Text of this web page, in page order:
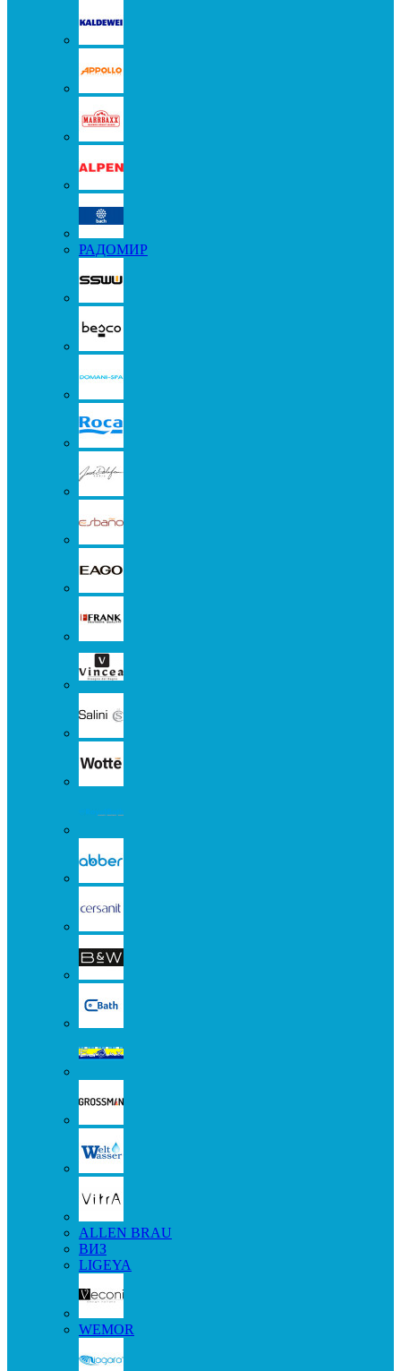
РАДОМИР
ALLEN BRAU
ВИЗ
LIGEYA
WEMOR